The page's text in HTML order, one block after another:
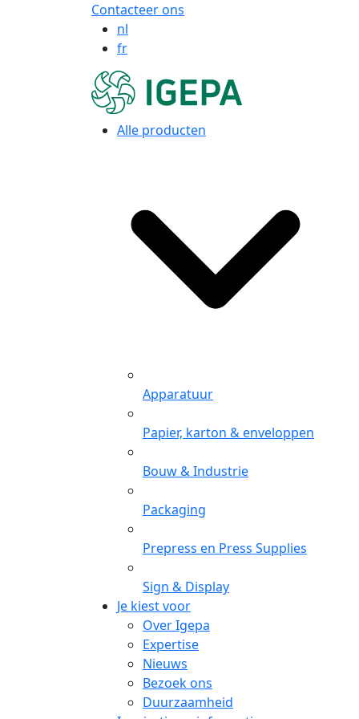
Contacteer ons
nl
fr
Alle producten
Apparatuur
Papier, karton & enveloppen
Bouw & Industrie
Packaging
Prepress en Press Supplies
Sign & Display
Je kiest voor
Over Igepa
Expertise
Nieuws
Bezoek ons
Duurzaamheid